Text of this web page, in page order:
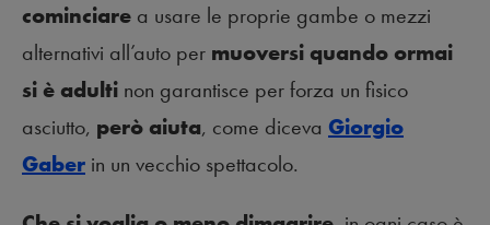
cominciare a usare le proprie gambe o mezzi
alternativi all’auto per muoversi quando ormai
si è adulti non garantisce per forza un fisico
asciutto, però aiuta, come diceva Giorgio
Gaber in un vecchio spettacolo.